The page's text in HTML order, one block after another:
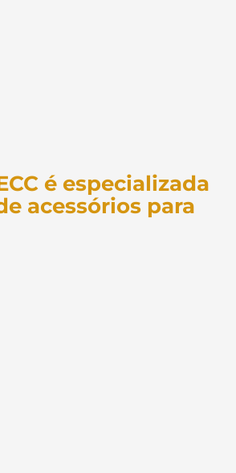
é especializada
acessórios para